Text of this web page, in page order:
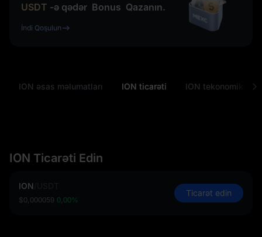
USDT -ə qədər Bonus Qazanın.
İndi Qoşulun
ION əsas məlumatları ION ticarəti ION tekonomikası
ION Ticarəti Edin
ION
$0,000059 0,00%
Ticarət edin